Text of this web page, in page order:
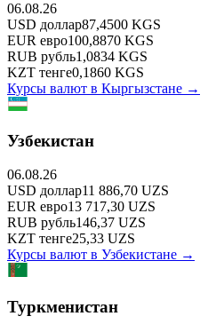
06.08.26
USD доллар87,4500 KGS
EUR евро100,8870 KGS
RUB рубль1,0834 KGS
KZT тенге0,1860 KGS
Курсы валют в Кыргызстане →
Узбекистан
06.08.26
USD доллар11 886,70 UZS
EUR евро13 717,30 UZS
RUB рубль146,37 UZS
KZT тенге25,33 UZS
Курсы валют в Узбекистане →
Туркменистан